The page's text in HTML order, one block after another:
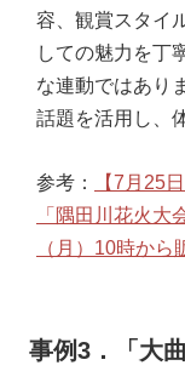
容、観賞スタイ
しての魅力を丁
な連動ではあり
話題を活用し、
参考：
【7月25
「隅田川花火大
（月）10時から
事例3．「大